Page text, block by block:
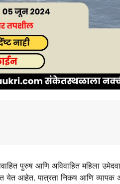
पुरुष आणि अविवाहित महिला
येत आहेत. पात्रता निकष आणि व्यापक